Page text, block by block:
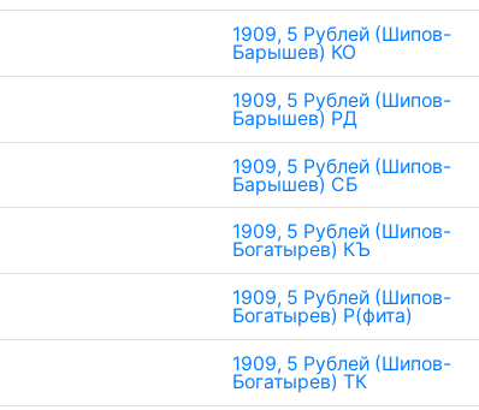
1909, 5 Рублей (Шипов-
Барышев) КО
1909, 5 Рублей (Шипов-
Барышев) РД
1909, 5 Рублей (Шипов-
Барышев) СБ
1909, 5 Рублей (Шипов-
Богатырев) КЪ
1909, 5 Рублей (Шипов-
Богатырев) Р(фита)
1909, 5 Рублей (Шипов-
Богатырев) ТК